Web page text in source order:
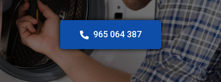
965 064 387